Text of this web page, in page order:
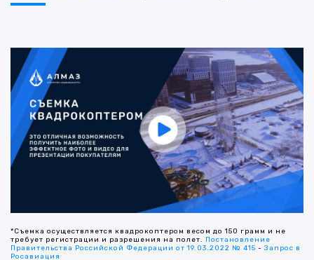
*Съемка осуществляется квадрокоптером весом до 150 грамм и не
требует регистрации и разрешения на полет. Постановление
Правительства Российской Федерации от 19.03.2022 № 415 -Запрос в
Росавиация